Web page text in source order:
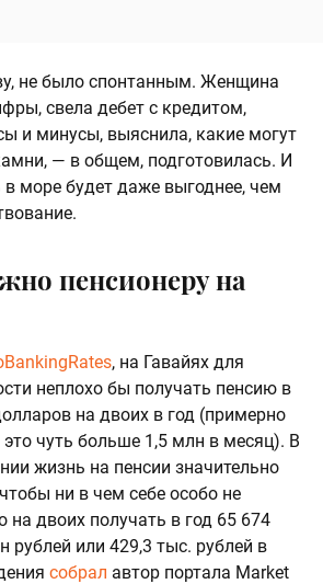
не было спонтанным. Женщина
свела дебет с кредитом,
и минусы, выяснила, какие могут
— в общем, подготовилась. И
в море будет даже выгоднее, чем
пенсионеру на
, на Гавайях для
неплохо бы получать пенсию в
на двоих в год (примерно
чуть больше 1,5 млн в месяц). В
жизнь на пенсии значительно
ни в чем себе особо не
на двоих получать в год 65 674
рублей или 429,3 тыс. рублей в
собрал автор портала Market